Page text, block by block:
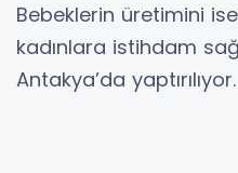
Bebeklerin üretimini
kadınlara istihdam
Antakya’da yaptırılıyor.